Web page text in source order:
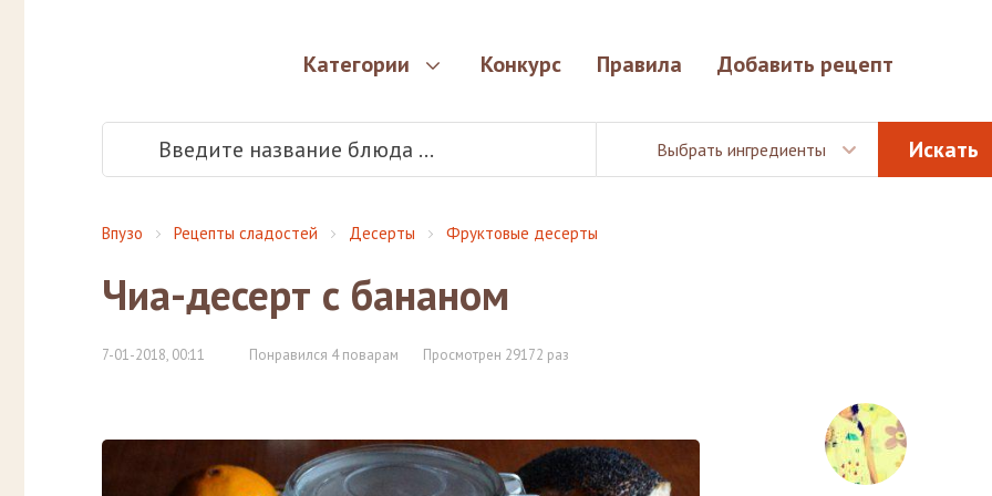
Категории Конкурс Правила Добавить рецепт
Выбрать ингредиенты
Впузо Рецепты сладостей Десерты Фруктовые десерты
Чиа-десерт с бананом
7-01-2018, 00:11 Понравился 4 поварам Просмотрен 29172 раз